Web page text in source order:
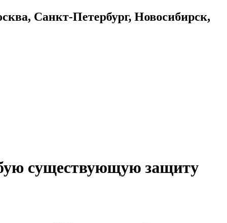
Санкт-Петербург, Новосибирск,
существующую защиту